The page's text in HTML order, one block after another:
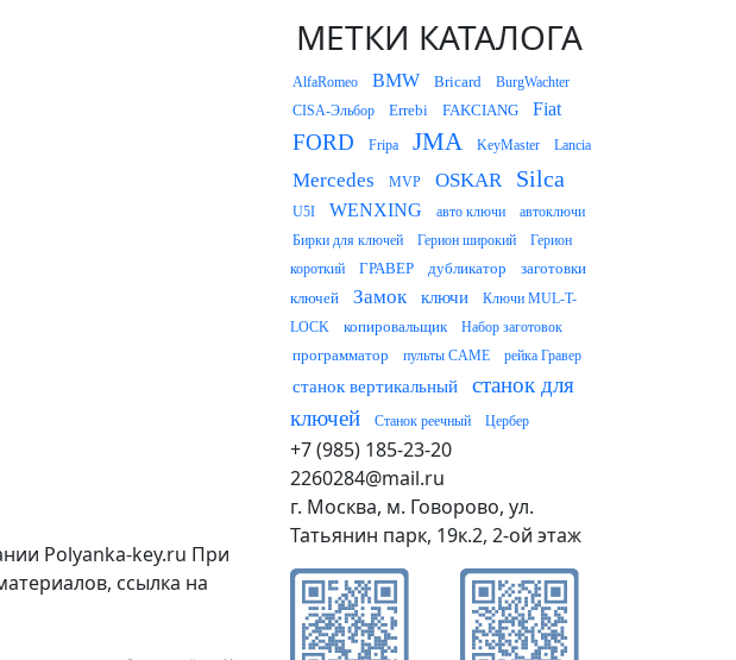
МЕТКИ КАТАЛОГА
AlfaRomeo BMW Bricard
BurgWachter
CISA-Эльбор
Errebi FAKCIANG Fiat
FORD Fripa JMA KeyMaster Lancia
Mercedes MVP OSKAR Silca
U5I WENXING авто ключи
автоключи
Бирки для ключей
Герион широкий
Герион
короткий
ГРАВЕР дубликатор
заготовки
ключей
Замок ключи
Ключи MUL-T-
LOCK
копировальщик Набор заготовок
программатор пульты CAME рейка Гравер
станок вертикальный
станок для
ключей
Станок реечный Цербер
Polyanka-key.ru При
ссылка на
+7 (985) 185-23-20
2260284@mail.ru
г. Москва, м. Говорово, ул.
Татьянин парк, 19к.2, 2-ой этаж